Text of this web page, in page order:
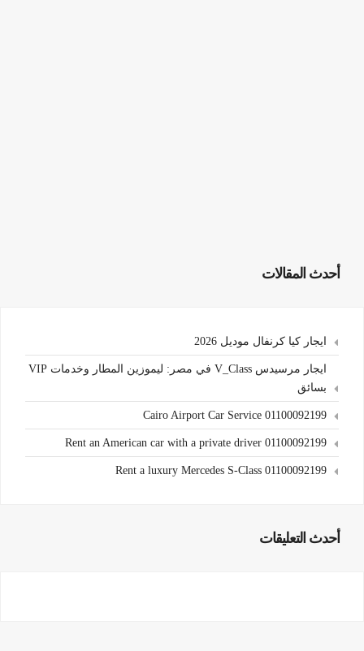
أحدث المقالات
ايجار كيا كرنفال موديل 2026
ايجار مرسيدس V_Class في مصر: ليموزين المطار وخدمات VIP
بسائق
Cairo Airport Car Service 01100092199
Rent an American car with a private driver 01100092199
Rent a luxury Mercedes S-Class 01100092199
أحدث التعليقات